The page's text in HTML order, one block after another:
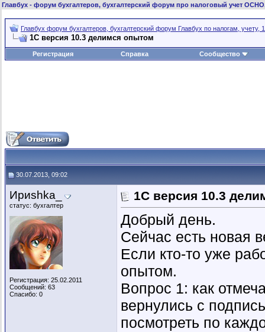
Главбух - форум бухгалтеров, бухгалтерский форум про налоговый учет
Главбух форум бухгалтеров, бухгалтерский форум Главбух по налогам, учету,
1С версия 10.3 делимся опытом
Регистрация Справка Сообщество
30.07.2013, 09:02
Ириshka_
статус: бухгалтер
Регистрация: 25.02.2011
Сообщений: 63
Спасибо: 0
1С версия 10.3
Добрый день.
Сейчас есть новая
Если кто-то уже
опытом.
Вопрос 1: как
вернулись с
посмотреть по